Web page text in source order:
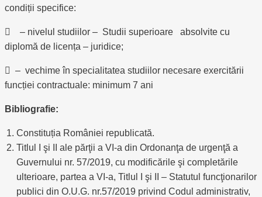
condiții specifice:
 – nivelul studiilor – Studii superioare absolvite cu
diplomă de licența – juridice;
 – vechime în specialitatea studiilor necesare exercitării
funcției contractuale: minimum 7 ani
Bibliografie:
Constituția României republicată.
Titlul I şi II ale părţii a VI-a din Ordonanţa de urgenţă a
Guvernului nr. 57/2019, cu modificările şi completările
ulterioare, partea a VI-a, Titlul I şi II – Statutul funcţionarilor
publici din O.U.G. nr.57/2019 privind Codul administrativ,